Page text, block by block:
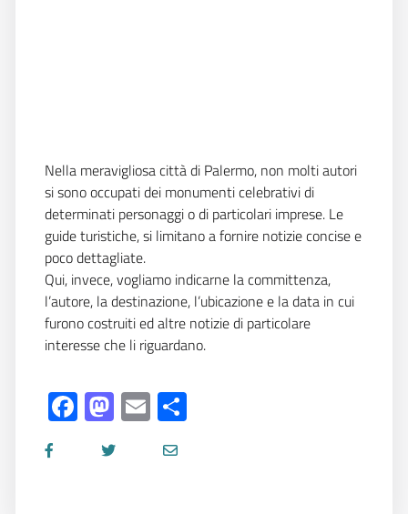
Nella meravigliosa città di Palermo, non molti autori
si sono occupati dei monumenti celebrativi di
determinati personaggi o di particolari imprese. Le
guide turistiche, si limitano a fornire notizie concise e
poco dettagliate.
Qui, invece, vogliamo indicarne la committenza,
l’autore, la destinazione, l’ubicazione e la data in cui
furono costruiti ed altre notizie di particolare
interesse che li riguardano.
Facebook
Mastodon
Email